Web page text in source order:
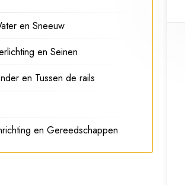
en Sneeuw
en Seinen
en Tussen de rails
en Gereedschappen